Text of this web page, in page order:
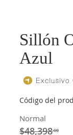
Sillón
Azul
Código del
Normal
$48,398.00